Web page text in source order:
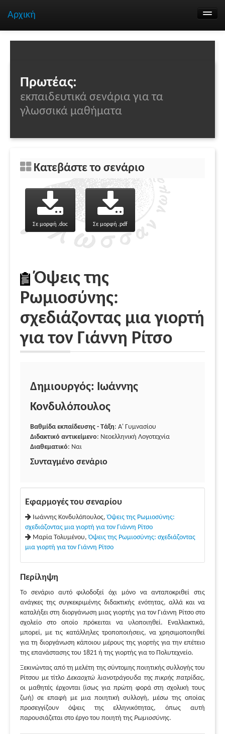
Αρχική
Πρωτέας:
εκπαιδευτικά σενάρια για τα
γλωσσικά μαθήματα
Κατεβάστε το σενάριο
Σε μορφή .doc Σε μορφή .pdf
Όψεις της
Ρωμιοσύνης:
σχεδιάζοντας μια γιορτή
για τον Γιάννη Ρίτσο
Δημιουργός: Ιωάννης
Κονδυλόπουλος
Βαθμίδα εκπαίδευσης - Τάξη: Α' Γυμνασίου
Διδακτικό αντικείμενο: Νεοελληνική Λογοτεχνία
Διαθεματικό: Ναι
Συνταγμένο σενάριο
Εφαρμογές του σεναρίου
Ιωάννης Κονδυλόπουλος,Όψεις της Ρωμιοσύνης:
σχεδιάζοντας μια γιορτή για τον Γιάννη Ρίτσο
Μαρία Τολυμένου,Όψεις της Ρωμιοσύνης: σχεδιάζοντας
μια γιορτή για τον Γιάννη Ρίτσο
Περίληψη
Το σενάριο αυτό φιλοδοξεί όχι μόνο να ανταποκριθεί στις
ανάγκες της συγκεκριμένης διδακτικής ενότητας, αλλά και να
καταλήξει στη διοργάνωση μιας γιορτής για τον Γιάννη Ρίτσο στο
σχολείο στο οποίο πρόκειται να υλοποιηθεί. Εναλλακτικά,
μπορεί, με τις κατάλληλες τροποποιήσεις, να χρησιμοποιηθεί
για τη διοργάνωση κάποιου μέρους της γιορτής για την επέτειο
της επανάστασης του 1821 ή της γιορτής για το Πολυτεχνείο.
Ξεκινώντας από τη μελέτη της σύντομης ποιητικής συλλογής του
Ρίτσου με τίτλοΔεκαοχτώ λιανοτράγουδα της πικρής πατρίδας,
οι μαθητές έρχονται (ίσως για πρώτη φορά στη σχολική τους
ζωή) σε επαφή με μια ποιητική συλλογή, μέσω της οποίας
προσεγγίζουν όψεις της ελληνικότητας, όπως αυτή
παρουσιάζεται στο έργο του ποιητή της Ρωμιοσύνης.